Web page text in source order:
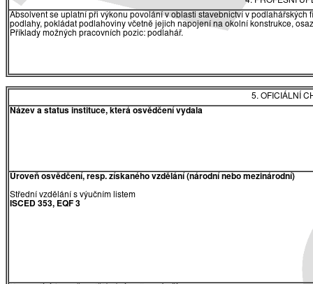
Absolvent se uplatní při výkonu povolání v oblasti stavebnictví v
podlahy, pokládat podlahoviny včetně jejich napojení na okolní konstrukce,
Příklady možných pracovních pozic: podlahář.
5. OFICIÁLNÍ
Název a status instituce, která osvědčení vydala
Úroveň osvědčení, resp. získaného vzdělání (národní nebo mezinárodní)
Střední vzdělání s výučním listem
ISCED 353, EQF 3